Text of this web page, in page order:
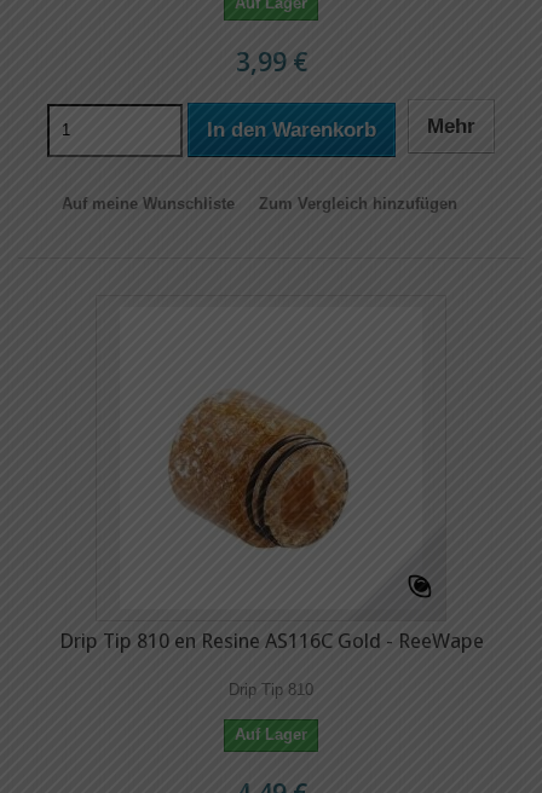
3,99 €
In den Warenkorb Mehr
Auf meine Wunschliste Zum Vergleich hinzufügen
Drip Tip 810 en Resine AS116C Gold - ReeWape
Drip Tip 810
Auf Lager